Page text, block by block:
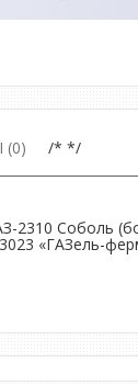
/* */
2310 Соболь
«ГАЗель-